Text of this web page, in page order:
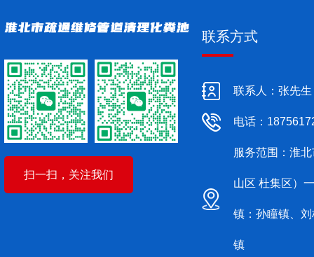
扫一扫，关注我们
联系方式
联系人：张先生
电话：
服务范围：淮
山区 杜集区）
镇：孙瞳镇、
镇